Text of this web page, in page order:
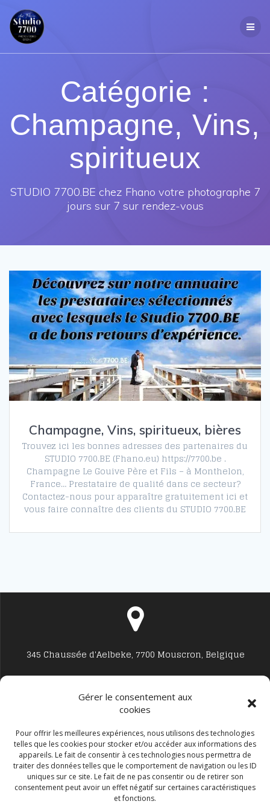
Gérer le consentement aux
cookies
Pour offrir les meilleures expériences, nous utilisons des technologies
telles que les cookies pour stocker et/ou accéder aux informations des
appareils. Le fait de consentir à ces technologies nous permettra de
traiter des données telles que le comportement de navigation ou les ID
uniques sur ce site. Le fait de ne pas consentir ou de retirer son
consentement peut avoir un effet négatif sur certaines caractéristiques
et fonctions.
Catégorie :
Champagne, Vins,
spiritueux
STUDIO 7700.BE chez Fhano votre photographe 7
jours sur 7 sur rendez-vous
Champagne, Vins, spiritueux, bières
Trouvez ici les bonnes adresses des partenaires du
STUDIO 7700.BE (Fhano.eu) https://7700.be .
Champagne Le Gouive Père et Fils – à Monthelon,
France… Prestataire de qualité dans ce secteur?
Contactez-nous pour apparaître gratuitement ici et
vous faire connaître des clients du STUDIO 7700.BE
345 Chaussée d'Aelbeke, 7700 Mouscron, Belgique
Studio7700@live.be